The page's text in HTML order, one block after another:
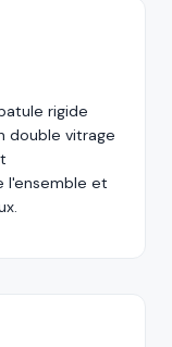
rigide
double vitrage
l'ensemble et